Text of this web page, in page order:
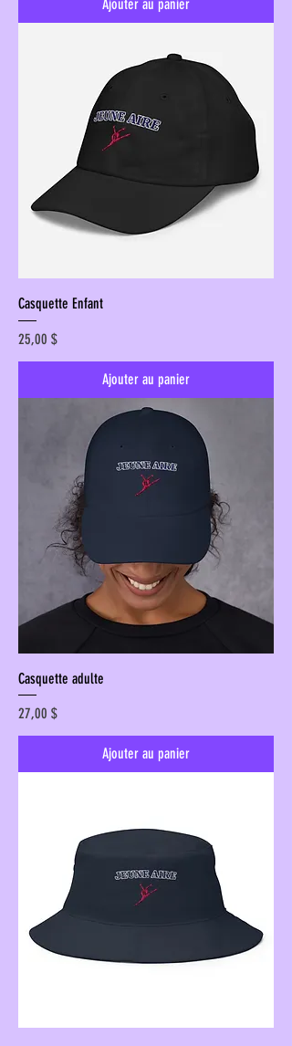
Ajouter au panier
Casquette Enfant
Prix
25,00 $
Ajouter au panier
Casquette adulte
Prix
27,00 $
Ajouter au panier